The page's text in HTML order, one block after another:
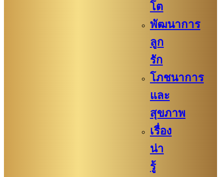
โต
พัฒนาการ
ลูก
รัก
โภชนาการ
และ
สุขภาพ
เรื่อง
น่า
รู้